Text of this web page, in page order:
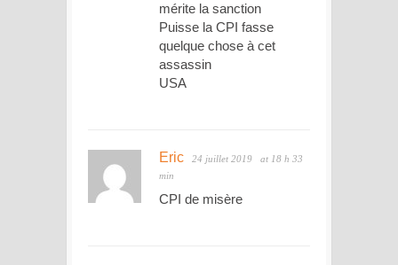
mérite la sanction
Puisse la CPI fasse
quelque chose à cet
assassin
USA
Eric 24 juillet 2019
at 18 h 33
min
CPI de misère